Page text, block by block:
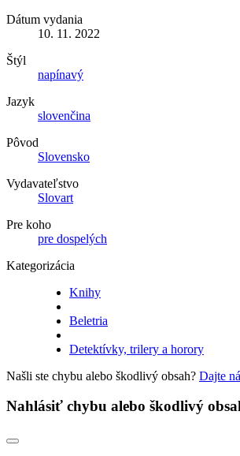
Dátum vydania
10. 11. 2022
Štýl
napínavý
Jazyk
slovenčina
Pôvod
Slovensko
Vydavateľstvo
Slovart
Pre koho
pre dospelých
Kategorizácia
Knihy
Beletria
Detektívky, trilery a horory
Našli ste chybu alebo škodlivý obsah? Dajte
Nahlásiť chybu alebo škodlivý